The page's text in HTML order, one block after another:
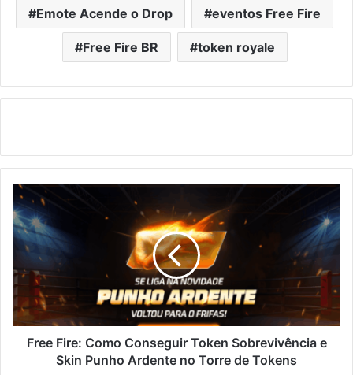
Emote Acende o Drop eventos Free Fire
Free Fire BR token royale
Free
Fire:
Como
Conseguir
Token
Sobrevivência
e
Skin
Punho
Ardente
Free Fire: Como Conseguir Token Sobrevivência e
Skin Punho Ardente no Torre de Tokens